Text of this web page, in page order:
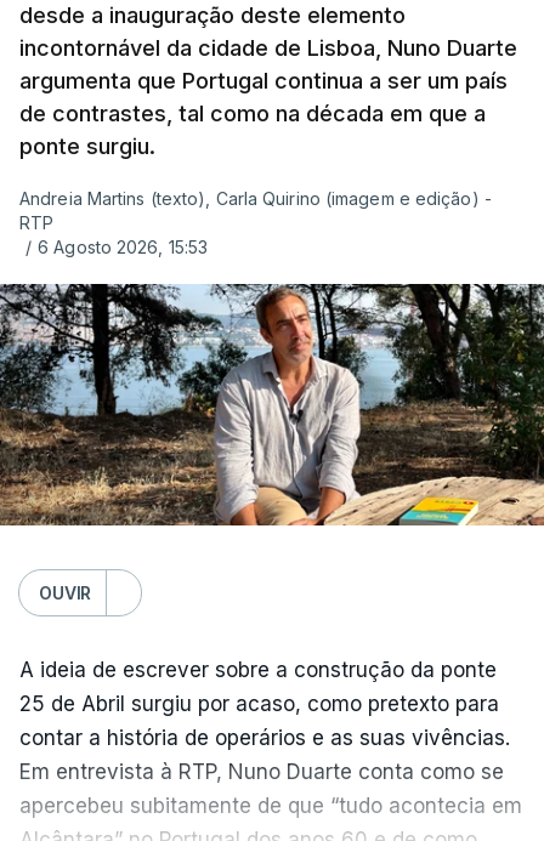
desde a inauguração deste elemento
incontornável da cidade de Lisboa, Nuno Duarte
argumenta que Portugal continua a ser um país
de contrastes, tal como na década em que a
ponte surgiu.
Andreia Martins (texto), Carla Quirino (imagem e edição) -
RTP
/ 6 Agosto 2026, 15:53
OUVIR
A ideia de escrever sobre a construção da ponte
25 de Abril surgiu por acaso, como pretexto para
contar a história de operários e as suas vivências.
Em entrevista à RTP, Nuno Duarte conta como se
apercebeu subitamente de que “tudo acontecia em